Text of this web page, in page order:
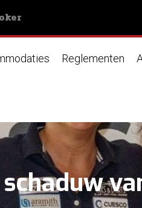
Reglementen